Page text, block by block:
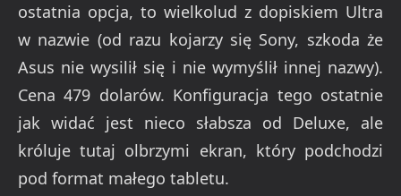
ostatnia opcja, to wielkolud z dopiskiem Ultra
w nazwie (od razu kojarzy się Sony, szkoda że
Asus nie wysilił się i nie wymyślił innej nazwy).
Cena 479 dolarów. Konfiguracja tego ostatnie
jak widać jest nieco słabsza od Deluxe, ale
króluje tutaj olbrzymi ekran, który podchodzi
pod format małego tabletu.